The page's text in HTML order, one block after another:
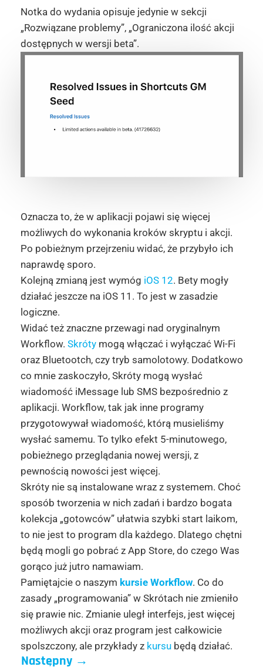
Notka do wydania opisuje jedynie w sekcji
„Rozwiązane problemy”, „Ograniczona ilość akcji
dostępnych w wersji beta”.
Oznacza to, że w aplikacji pojawi się więcej
możliwych do wykonania kroków skryptu i akcji.
Po pobieżnym przejrzeniu widać, że przybyło ich
naprawdę sporo.
Kolejną zmianą jest wymóg iOS 12. Bety mogły
działać jeszcze na iOS 11. To jest w zasadzie
logiczne.
Widać też znaczne przewagi nad oryginalnym
Workflow. Skrótymogą włączać i wyłączać Wi-Fi
oraz Bluetootch, czy tryb samolotowy. Dodatkowo
co mnie zaskoczyło, Skróty mogą wysłać
wiadomość iMessage lub SMS bezpośrednio z
aplikacji. Workflow, tak jak inne programy
przygotowywał wiadomość, którą musieliśmy
wysłać samemu. To tylko efekt 5-minutowego,
pobieżnego przeglądania nowej wersji, z
pewnością nowości jest więcej.
Skróty nie są instalowane wraz z systemem. Choć
sposób tworzenia w nich zadań i bardzo bogata
kolekcja „gotowców” ułatwia szybki start laikom,
to nie jest to program dla każdego. Dlatego chętni
będą mogli go pobrać z App Store, do czego Was
gorąco już jutro namawiam.
Pamiętajcie o naszym kursie Workflow. Co do
zasady „programowania” w Skrótach nie zmieniło
się prawie nic. Zmianie uległ interfejs, jest więcej
możliwych akcji oraz program jest całkowicie
spolszczony, ale przykłady z kursubędą działać.
Następny→